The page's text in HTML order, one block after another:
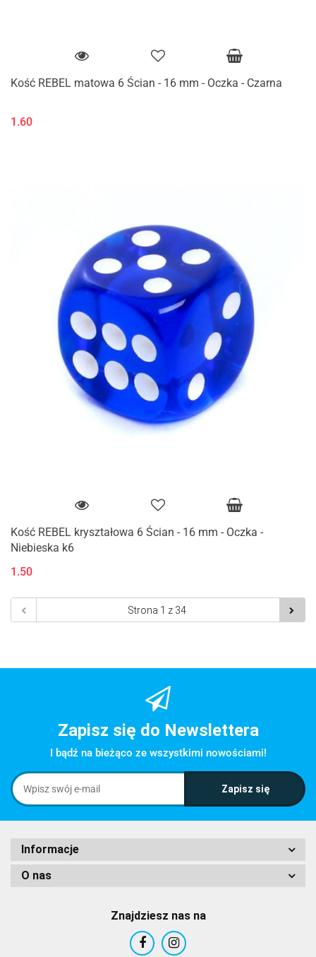
Kość REBEL matowa 6 Ścian - 16 mm - Oczka - Czarna
1.60
Kość REBEL kryształowa 6 Ścian - 16 mm - Oczka -
Niebieska k6
1.50
Zapisz się do Newslettera
I bądź na bieżąco ze wszystkimi nowościami!
Informacje
O nas
Znajdziesz nas na